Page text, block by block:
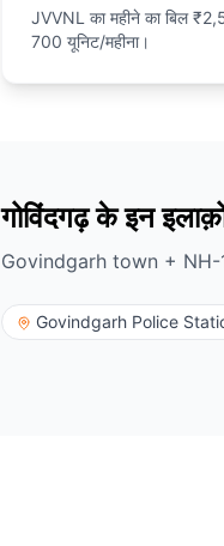
JVVNL का महीने का बिल
700 यूनिट/महीना।
गोविंदगढ़ के इन
Govindgarh town +
Govindgarh Police